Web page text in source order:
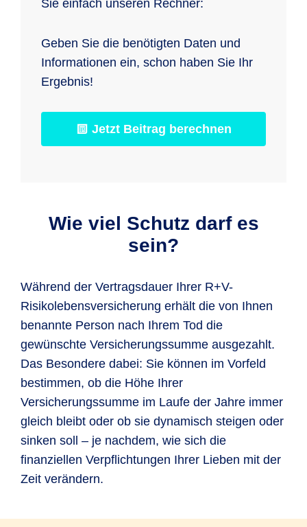
Sie einfach unseren Rechner:
Geben Sie die benötigten Daten und
Informationen ein, schon haben Sie Ihr
Ergebnis!
Jetzt Beitrag berechnen
Wie viel Schutz darf es
sein?
Während der Vertragsdauer Ihrer R+V-
Risikolebensversicherung erhält die von Ihnen
benannte Person nach Ihrem Tod die
gewünschte Versicherungssumme ausgezahlt.
Das Besondere dabei: Sie können im Vorfeld
bestimmen, ob die Höhe Ihrer
Versicherungssumme im Laufe der Jahre immer
gleich bleibt oder ob sie dynamisch steigen oder
sinken soll – je nachdem, wie sich die
finanziellen Verpflichtungen Ihrer Lieben mit der
Zeit verändern.